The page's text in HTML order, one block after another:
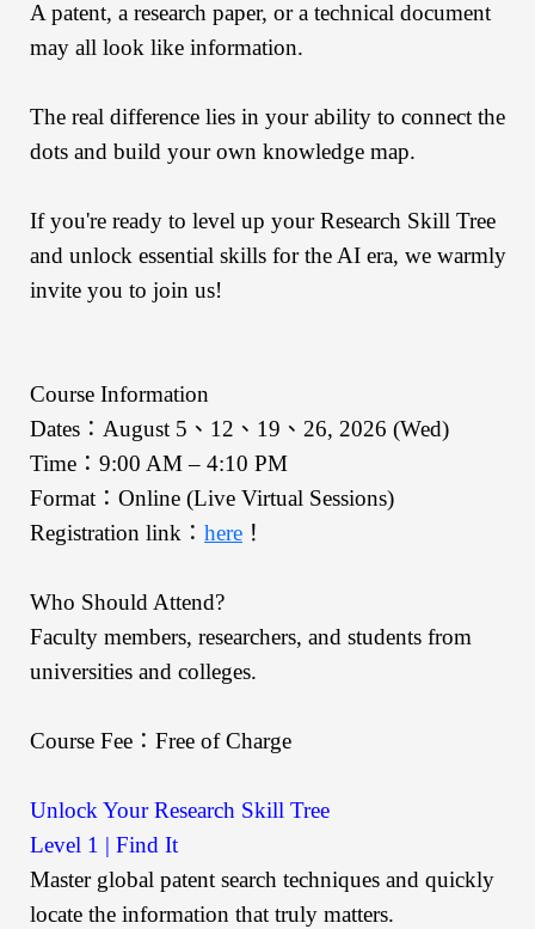
A patent, a research paper, or a technical document
may all look like information.
The real difference lies in your ability to connect the
dots and build your own knowledge map.
If you're ready to level up your Research Skill Tree
and unlock essential skills for the AI era, we warmly
invite you to join us!
Course Information
Dates：August 5、12、19、26, 2026 (Wed)
Time：9:00 AM – 4:10 PM
Format：Online (Live Virtual Sessions)
Registration link： here ！
Who Should Attend?
Faculty members, researchers, and students from
universities and colleges.
Course Fee：Free of Charge
Unlock Your Research Skill Tree
Level 1 | Find It
Master global patent search techniques and quickly
locate the information that truly matters.